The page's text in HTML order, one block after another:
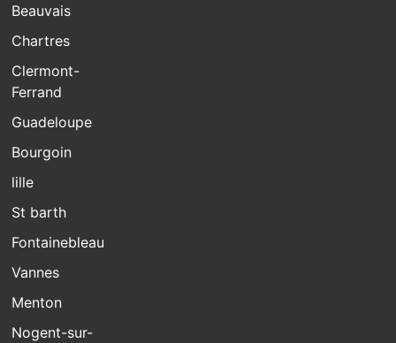
Beauvais
Chartres
Clermont-
Ferrand
Guadeloupe
Bourgoin
lille
St barth
Fontainebleau
Vannes
Menton
Nogent-sur-